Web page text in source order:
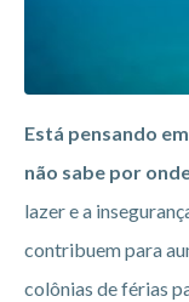
Está pensando
não sabe por
lazer e a
contribuem para
colônias de férias